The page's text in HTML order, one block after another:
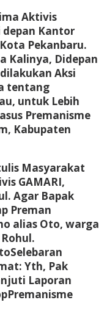
Aktivis
depan Kantor
Pekanbaru.
Kalinya, Didepan
Aksi
tentang
untuk Lebih
Premanisme
Kabupaten
Masyarakat
GAMARI,
Agar Bapak
Preman
alias Oto, warga
Selebaran
Yth, Pak
Laporan